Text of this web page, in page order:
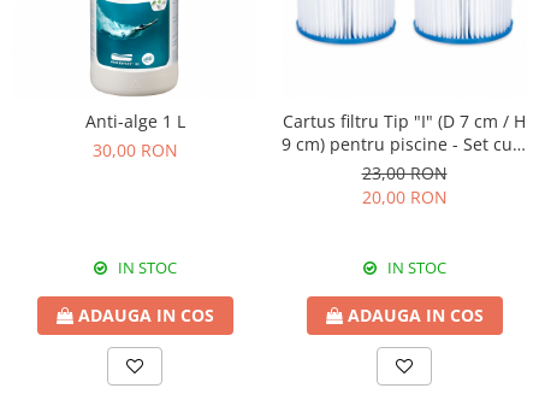
Anti-alge 1 L
30,00 RON
IN STOC
ADAUGA IN COS
Cartus filtru Tip "I" (D 7 cm / H
9 cm) pentru piscine - Set cu 2
buc
23,00 RON
20,00 RON
IN STOC
ADAUGA IN COS